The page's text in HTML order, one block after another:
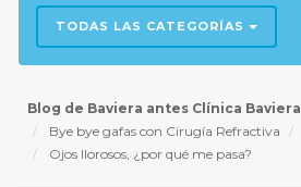
TODAS LAS CATEGORÍAS
Blog de Baviera antes Clínica Baviera
Bye bye gafas con Cirugía Refractiva
Ojos llorosos, ¿por qué me pasa?